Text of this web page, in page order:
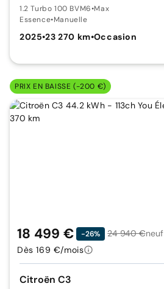
1.2 Turbo 100 BVM6•Max
Essence•Manuelle
2025•23 270 km•Occasion
PRIX EN BAISSE (-200 €)
Citroën C3
18 499 € -26% 24 940 €neuf
Dès 169 €/mois